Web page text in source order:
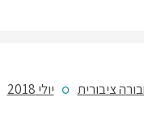
ציבורית יולי 2018